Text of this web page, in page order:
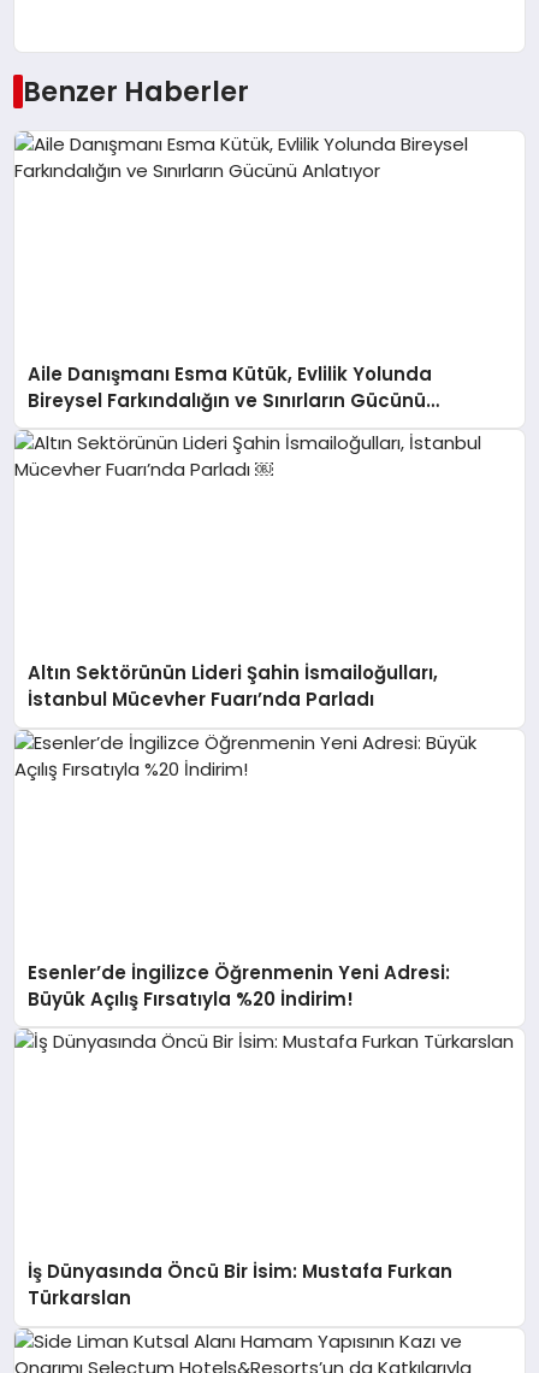
Benzer Haberler
Aile Danışmanı Esma Kütük, Evlilik Yolunda
Bireysel Farkındalığın ve Sınırların Gücünü
Anlatıyor
Altın Sektörünün Lideri Şahin İsmailoğulları,
İstanbul Mücevher Fuarı’nda Parladı ￼
Esenler’de İngilizce Öğrenmenin Yeni Adresi:
Büyük Açılış Fırsatıyla %20 İndirim!
İş Dünyasında Öncü Bir İsim: Mustafa Furkan
Türkarslan